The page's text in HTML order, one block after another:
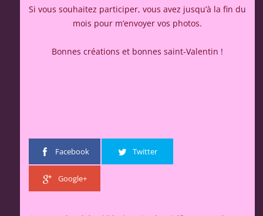
Si vous souhaitez participer, vous avez jusqu’à la fin du
mois pour m’envoyer vos photos.
Bonnes créations et bonnes saint-Valentin !
Facebook Twitter
Google+